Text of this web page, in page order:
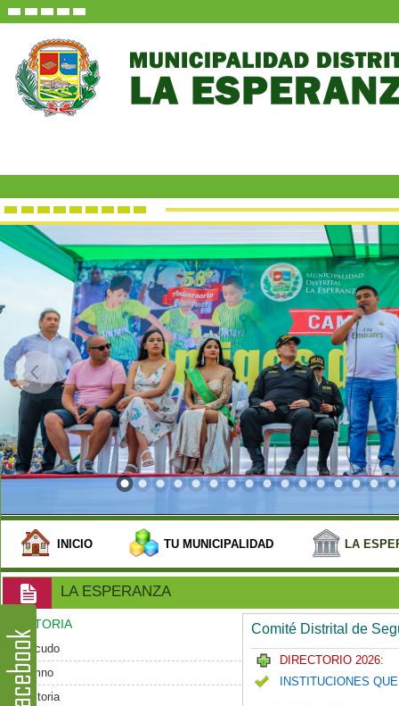
INICIO TU MUNICIPALIDAD LA
LA ESPERANZA
HISTORIA
Escudo
Himno
Historia
Comité Distrital de
DIRECTORIO 2026:
INSTITUCIONES